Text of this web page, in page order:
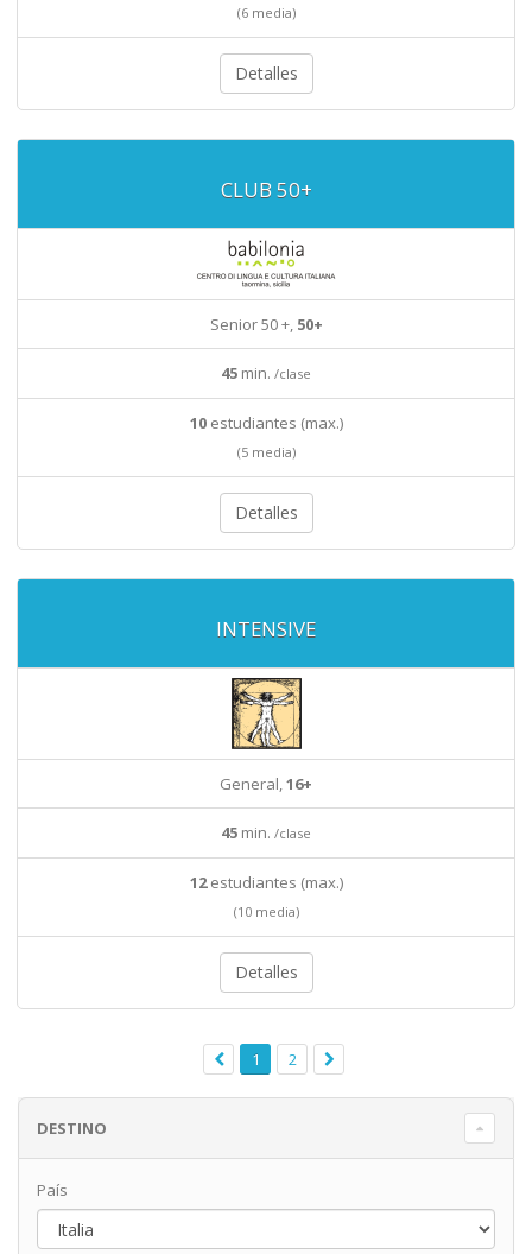
(6 media)
Detalles
CLUB 50+
Senior 50 +, 50+
45 min. /clase
10estudiantes (max.)
(5 media)
Detalles
INTENSIVE
General,16+
45 min. /clase
12estudiantes (max.)
(10 media)
Detalles
1 2
DESTINO
País